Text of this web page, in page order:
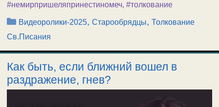
#немирпришеляпринестиномеч, #толкование
Рубрики
Видеоролики-2025,Старообрядцы,Толкование
Св.Писания
Как быть, если ближний вошел в
раздражение, гнев?